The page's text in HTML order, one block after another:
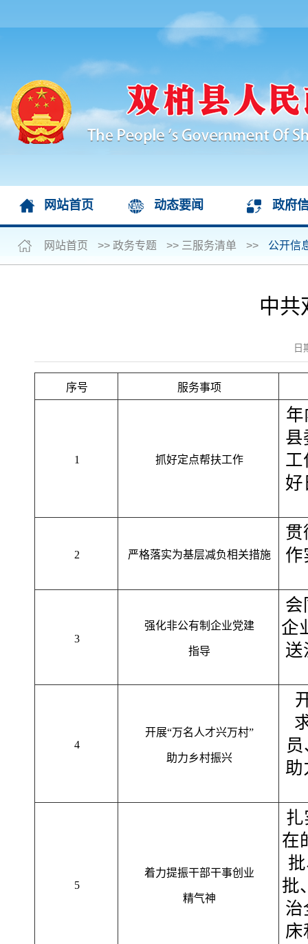
网站首页 动态要闻 政府
网站首页 >> 政务专题 >> 三服务清单 >> 公开信
中共
日
序号 服务事项
1 抓好定点帮扶工作
县
工
好
2 严格落实为基层减负相关措施
贯
作
3
强化非公有制企业党建
指导
会
企
送
4
开展“万名人才兴万村”
助力乡村振兴
助
5
着力提振干部干事创业
精气神
在
批
治
床